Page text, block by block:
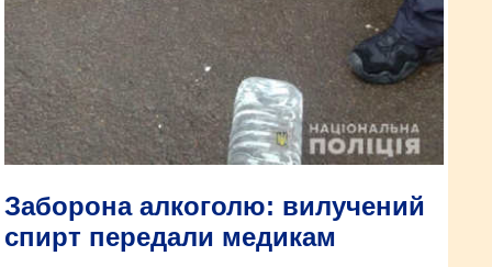
Заборона алкоголю: вилучений
спирт передали медикам